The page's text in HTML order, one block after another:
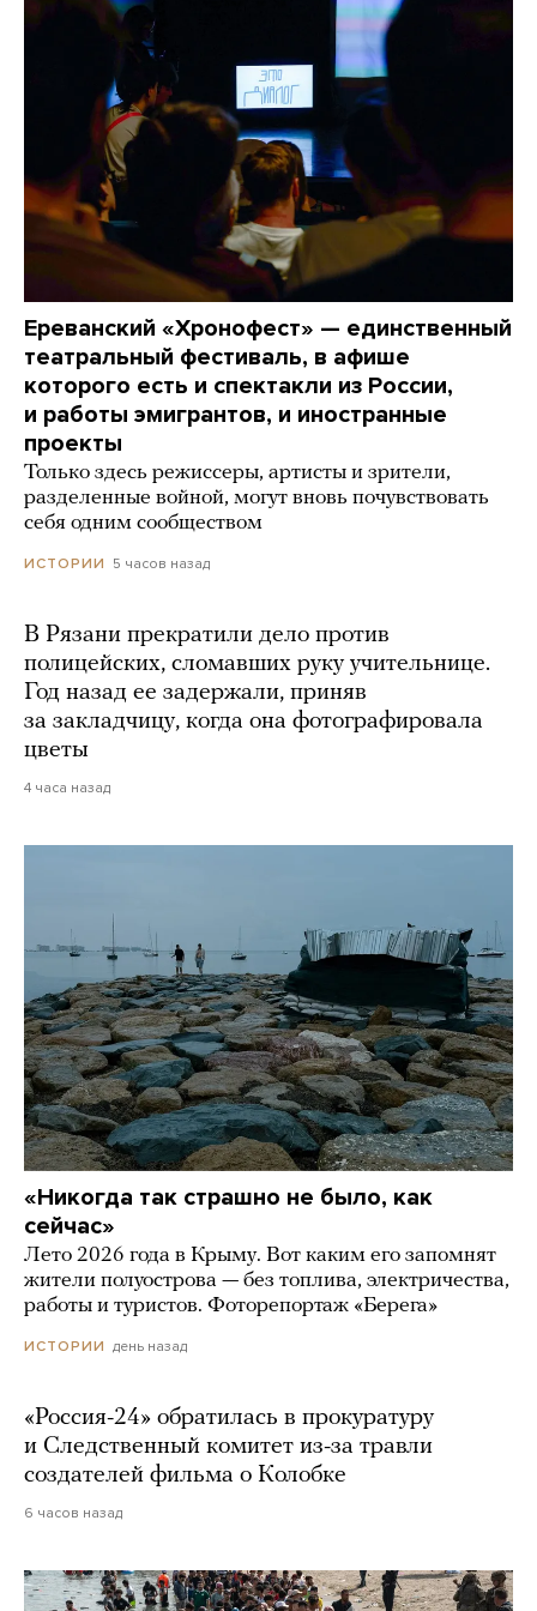
Ереванский «Хронофест» — единственный
театральный фестиваль, в афише
которого есть и спектакли из России,
и работы эмигрантов, и иностранные
проекты
Только здесь режиссеры, артисты и зрители,
разделенные войной, могут вновь почувствовать
себя одним сообществом
ИСТОРИИ 5 часов назад
В Рязани прекратили дело против
полицейских, сломавших руку учительнице.
Год назад ее задержали, приняв
за закладчицу, когда она фотографировала
цветы
4 часа назад
«Никогда так страшно не было, как
сейчас»
Лето 2026 года в Крыму. Вот каким его запомнят
жители полуострова — без топлива, электричества,
работы и туристов. Фоторепортаж «Берега»
ИСТОРИИ день назад
«Россия-24» обратилась в прокуратуру
и Следственный комитет из-за травли
создателей фильма о Колобке
6 часов назад